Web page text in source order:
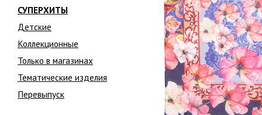
СУПЕРХИТЫ
Детские
Коллекционные
Только в магазинах
Тематические изделия
Перевыпуск